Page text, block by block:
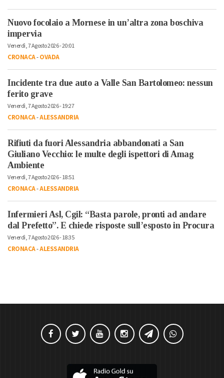
Nuovo focolaio a Mornese in un’altra zona boschiva
impervia
Venerdì, 7 Agosto 2026 - 20:01
CRONACA-OVADA
Incidente tra due auto a Valle San Bartolomeo: nessun
ferito grave
Venerdì, 7 Agosto 2026 - 19:27
CRONACA-ALESSANDRIA
Rifiuti da fuori Alessandria abbandonati a San
Giuliano Vecchio: le multe degli ispettori di Amag
Ambiente
Venerdì, 7 Agosto 2026 - 18:51
CRONACA-ALESSANDRIA
Infermieri Asl, Cgil: “Basta parole, pronti ad andare
dal Prefetto”. E chiede risposte sull’esposto in Procura
Venerdì, 7 Agosto 2026 - 18:35
CRONACA-ALESSANDRIA